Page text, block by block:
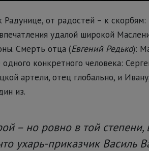
от радостей – к скорбям:
удалой широкой
Смерть отца (Евгений Редько):
конкретного человека:
артели, отец глобально, и
из.
– но ровно в той
ухарь-приказчик Василь